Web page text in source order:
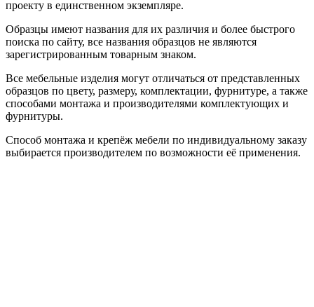
проекту в единственном экземпляре.
Образцы имеют названия для их различия и более быстрого
поиска по сайту, все названия образцов не являются
зарегистрированным товарным знаком.
Все мебельные изделия могут отличаться от представленных
образцов по цвету, размеру, комплектации, фурнитуре, а также
способами монтажа и производителями комплектующих и
фурнитуры.
Способ монтажа и крепёж мебели по индивидуальному заказу
выбирается производителем по возможности её применения.